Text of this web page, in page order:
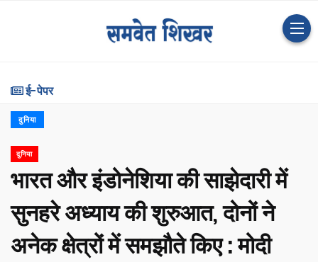
ई-पेपर
दुनिया
दुनिया
भारत और इंडोनेशिया की साझेदारी में
सुनहरे अध्याय की शुरुआत, दोनों ने
अनेक क्षेत्रों में समझौते किए : मोदी